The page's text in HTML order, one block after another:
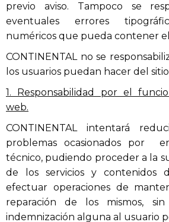
previo aviso. Tampoco se
eventuales errores
numéricos que pueda contener
CONTINENTAL no se
los usuarios puedan hacer del
1. Responsabilidad por el
web.
CONTINENTAL intentará
problemas ocasionados por
técnico, pudiendo proceder a la
de los servicios y contenidos
efectuar operaciones de
reparación de los mismos,
indemnización alguna al usuario